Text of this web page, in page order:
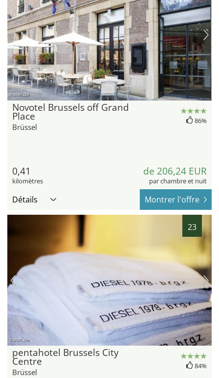
hotel.de
Novotel Brussels off Grand
Place
Brüssel
86%
0,41
kilomètres
de 206,24 EUR
par chambre et nuit
Détails Montrer l'offre
23
hotel.de
pentahotel Brussels City
Centre
Brüssel
84%